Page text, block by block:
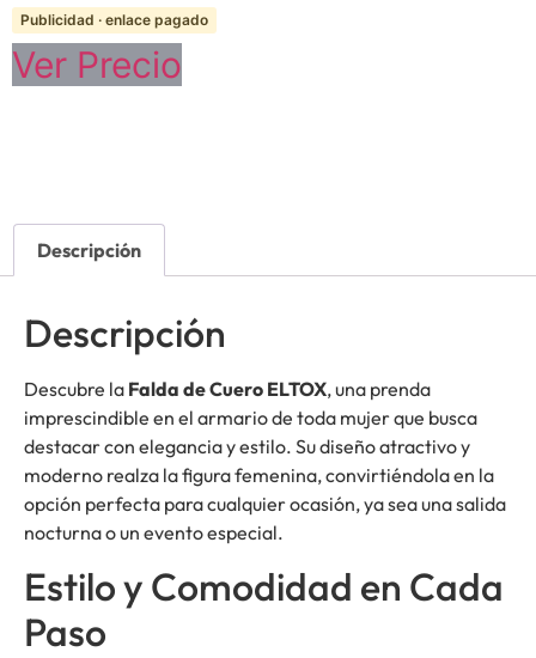
Publicidad · enlace pagado
Ver Precio
Descripción
Descripción
Descubre la Falda de Cuero ELTOX, una prenda
imprescindible en el armario de toda mujer que busca
destacar con elegancia y estilo. Su diseño atractivo y
moderno realza la figura femenina, convirtiéndola en la
opción perfecta para cualquier ocasión, ya sea una salida
nocturna o un evento especial.
Estilo y Comodidad en Cada
Paso